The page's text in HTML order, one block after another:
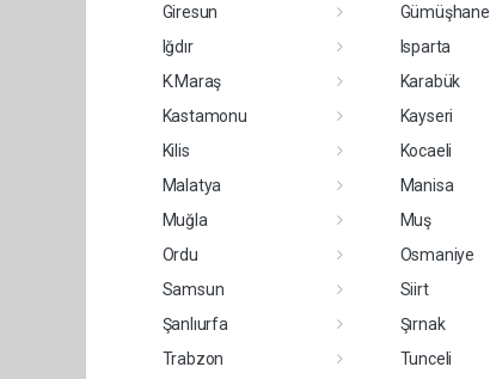
Giresun
Gümüşhane
Iğdır
Isparta
K.Maraş
Karabük
Kastamonu
Kayseri
Kilis
Kocaeli
Malatya
Manisa
Muğla
Muş
Ordu
Osmaniye
Samsun
Siirt
Şanlıurfa
Şırnak
Trabzon
Tunceli